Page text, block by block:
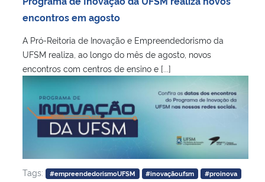
Ministério da Cidadania
Ministério da Saúde
Ministério de Minas e Energia
Ministério da Ciência, Tecnologia, Inovações e Comunicações
Ministério do Meio Ambiente
Ministério do Turismo
encontros em agosto
A Pró-Reitoria de Inovação e Empreendedorismo da
UFSM realiza, ao longo do mês de agosto, novos
encontros com centros de ensino e [...]
Tags: #empreendedorismoUFSM #inovaçãoufsm
#proinova